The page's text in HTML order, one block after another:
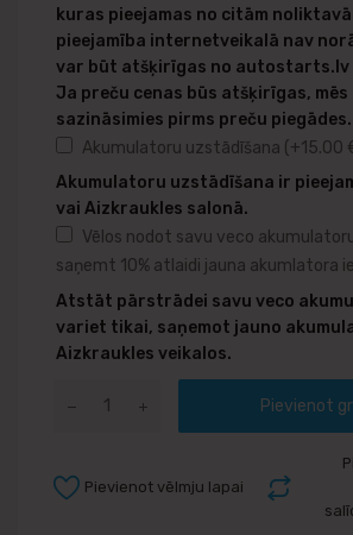
kuras pieejamas no citām
pieejamība internetveikalā nav
var būt atšķirīgas no autostarts.lv
Ja preču cenas būs atšķirīgas, mēs
sazināsimies pirms preču piegādes.
Akumulatoru uzstādīšana (+15.00
Akumulatoru uzstādīšana ir
vai Aizkraukles salonā.
Vēlos nodot savu veco
saņemt 10% atlaidi jauna akumlatora
Atstāt pārstrādei savu veco
variet tikai, saņemot jauno
Aizkraukles veikalos.
Pievienot
Pievienot vēlmju lapai